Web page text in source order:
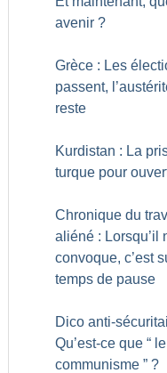
avenir ?
Grèce : Les
passent,
reste
Kurdistan : La
turque pour
Chronique du
aliéné : Lorsqu’il
convoque, c’est
temps de pause
Dico anti-
Qu’est-ce que “ le
communisme ” ?